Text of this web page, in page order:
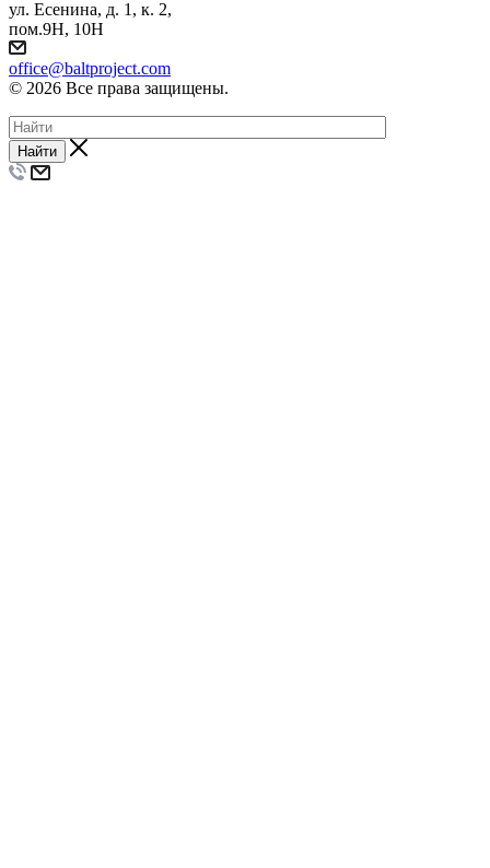
ул. Есенина, д. 1, к. 2,
пом.9Н, 10Н
office@baltproject.com
© 2026 Все права защищены.
Найти